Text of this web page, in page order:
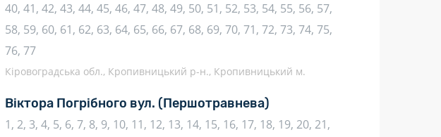
40, 41, 42, 43, 44, 45, 46, 47, 48, 49, 50, 51, 52, 53, 54, 55, 56, 57,
58, 59, 60, 61, 62, 63, 64, 65, 66, 67, 68, 69, 70, 71, 72, 73, 74, 75,
76, 77
Кіровоградська обл., Кропивницький р-н., Кропивницький м.
Віктора Погрібного вул. (Першотравнева)
1, 2, 3, 4, 5, 6, 7, 8, 9, 10, 11, 12, 13, 14, 15, 16, 17, 18, 19, 20, 21,